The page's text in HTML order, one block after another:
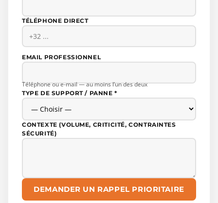
TÉLÉPHONE DIRECT
EMAIL PROFESSIONNEL
Téléphone ou e-mail — au moins l’un des deux
TYPE DE SUPPORT / PANNE *
CONTEXTE (VOLUME, CRITICITÉ, CONTRAINTES
SÉCURITÉ)
DEMANDER UN RAPPEL PRIORITAIRE